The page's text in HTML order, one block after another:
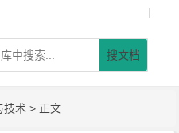
|
搜文档
技术 > 正文